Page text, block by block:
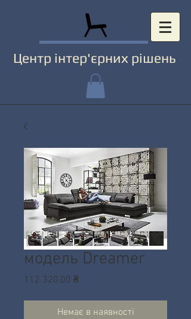
Центр інтер'єрних рішень
модель Dreamer
112 320,00 ₴Ціна
Немає в наявності